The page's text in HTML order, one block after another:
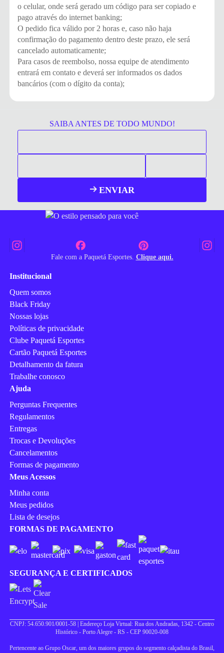
o celular, onde será gerado um código para ser copiado e
pago através do internet banking;
O pedido fica válido por 2 horas e, caso não haja
confirmação do pagamento dentro deste prazo, ele será
cancelado automaticamente;
Para casos de reembolso, nossa equipe de atendimento
entrará em contato e deverá ser informados os dados
bancários (com o dígito da conta);
SAIBA ANTES DE TODO MUNDO!
ENVIAR
Fale com a Paquetá Esportes. Clique aqui.
Institucional
Quem somos
Black Friday
Nossas lojas
Políticas de privacidade
Clube Paquetá Esportes
Cartão Paquetá Esportes
Detalhamento da fatura
Trabalhe conosco
Ajuda
Perguntas Frequentes
Regulamentos
Entregas
Trocas e Devoluções
Cancelamentos
Formas de pagamento
Meus Acessos
Minha conta
Meus pedidos
Lista de desejos
FORMAS DE PAGAMENTO
SEGURANÇA E CERTIFICADOS
CNPJ: 54.650.901/0001-58 | Endereço Loja Virtual: Rua dos Andradas, 1342 - Centro
Histórico - Porto Alegre - RS - CEP 90020-008
Pertencente ao Grupo Oscar, um dos maiores grupos do segmento calçadista do Brasil,